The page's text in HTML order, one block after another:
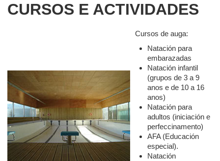
CURSOS E ACTIVIDADES
Cursos de auga:
Natación para
embarazadas
Natación infantil
(grupos de 3 a 9
anos e de 10 a 16
anos)
Natación para
adultos (iniciación e
perfeccinamento)
AFA (Educación
especial).
Natación